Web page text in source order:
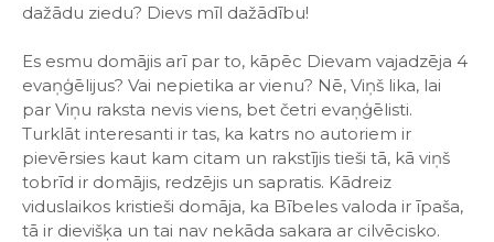
dažādu ziedu? Dievs mīl dažādību!
Es esmu domājis arī par to, kāpēc Dievam vajadzēja 4
evaņģēlijus? Vai nepietika ar vienu? Nē, Viņš lika, lai
par Viņu raksta nevis viens, bet četri evaņģēlisti.
Turklāt interesanti ir tas, ka katrs no autoriem ir
pievērsies kaut kam citam un rakstījis tieši tā, kā viņš
tobrīd ir domājis, redzējis un sapratis. Kādreiz
viduslaikos kristieši domāja, ka Bībeles valoda ir īpaša,
tā ir dievišķa un tai nav nekāda sakara ar cilvēcisko.